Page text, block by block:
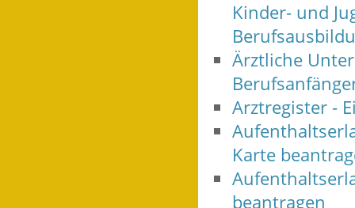
Kinder- und
Ärztliche
Arztregister -
Karte
beantragen